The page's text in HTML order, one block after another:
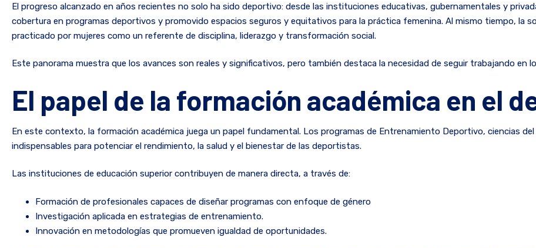
El progreso alcanzado en años recientes no solo ha sido deportivo: desde las instituciones educativas, gubernamentales y
cobertura en programas deportivos y promovido espacios seguros y equitativos para la práctica femenina. Al mismo tiempo, la
practicado por mujeres como un referente de disciplina, liderazgo y transformación social.
Este panorama muestra que los avances son reales y significativos, pero también destaca la necesidad de seguir trabajando en
El papel de la formación académica en el
En este contexto, la formación académica juega un papel fundamental. Los programas de Entrenamiento Deportivo, ciencias
indispensables para potenciar el rendimiento, la salud y el bienestar de las deportistas.
Las instituciones de educación superior contribuyen de manera directa, a través de:
Formación de profesionales capaces de diseñar programas con enfoque de género
Investigación aplicada en estrategias de entrenamiento.
Innovación en metodologías que promueven igualdad de oportunidades.